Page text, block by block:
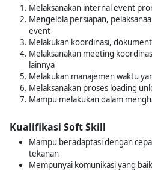
Melaksanakan internal event
Mengelola persiapan,
event
Melakukan koordinasi,
Melaksanakan meeting
lainnya
Melakukan manajemen waktu
Melaksanakan proses loading
Mampu melakukan dalam
Kualifikasi Soft Skill
Mampu beradaptasi dengan
tekanan
Mempunyai komunikasi yang baik